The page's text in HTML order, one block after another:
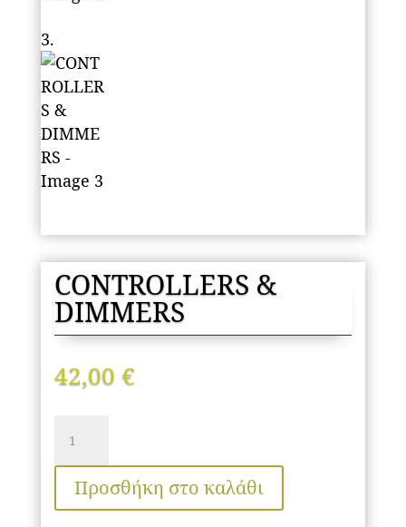
CONTROLLERS &
DIMMERS
42,00 €
DIMMERS
ποσότητα
Προσθήκη στο καλάθι